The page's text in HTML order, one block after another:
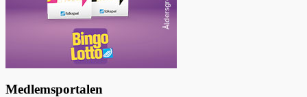
Medlemsportalen